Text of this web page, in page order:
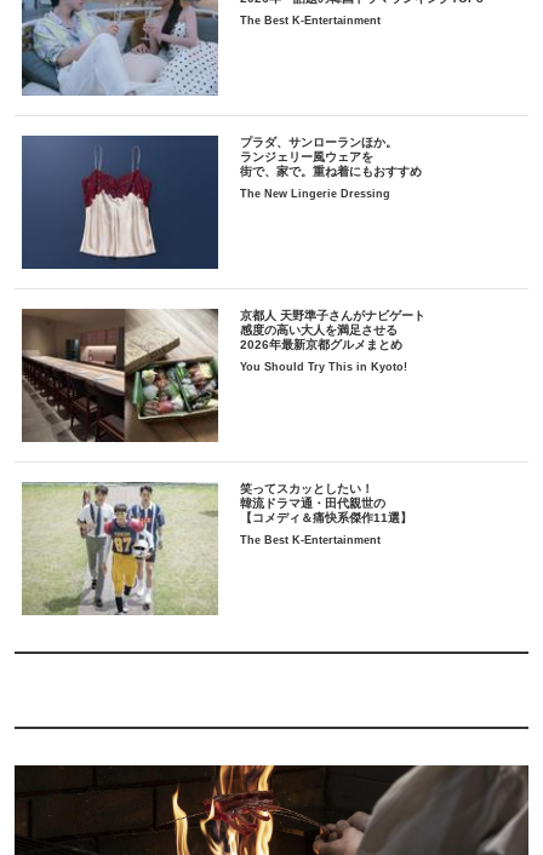
The Best K-Entertainment
プラダ、サンローランほか。
ランジェリー風ウェアを
街で、家で。重ね着にもおすすめ
The New Lingerie Dressing
京都人 天野準子さんがナビゲート
感度の高い大人を満足させる
2026年最新京都グルメまとめ
You Should Try This in Kyoto!
笑ってスカッとしたい！
韓流ドラマ通・田代親世の
【コメディ＆痛快系傑作11選】
The Best K-Entertainment